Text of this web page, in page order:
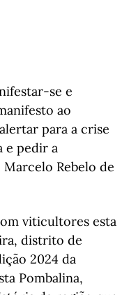
se e
ao
para a crise
e pedir a
Rebelo de
viticultores esta
distrito de
2024 da
Pombalina,